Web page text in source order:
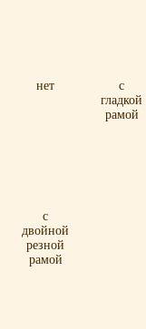
нет
с
гладкой
рамой
с
двойной
резной
рамой